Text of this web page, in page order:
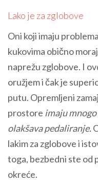
Lako je za zglobove
Oni koji imaju
kukovima obično
naprežu zglobove. I
oružjem i čak je
putu. Opremljeni
prostore imaju
olakšava pedaliranje.
lakim za zglobove i
toga, bezbedni ste od
okreće.